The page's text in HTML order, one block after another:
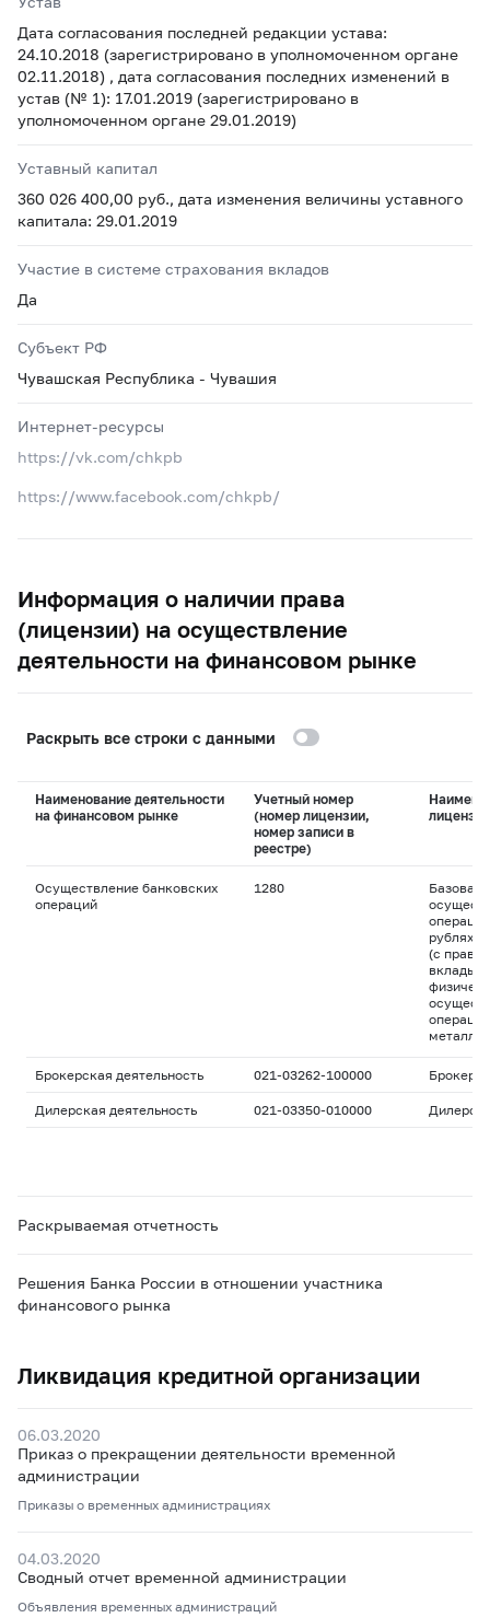
Дата согласования последней редакции устава:
24.10.2018 (зарегистрировано в уполномоченном органе
02.11.2018) , дата согласования последних изменений в
устав (№ 1): 17.01.2019 (зарегистрировано в
уполномоченном органе 29.01.2019)
Уставный капитал
360 026 400,00 руб., дата изменения величины уставного
капитала: 29.01.2019
Участие в системе страхования вкладов
Да
Субъект РФ
Чувашская Республика - Чувашия
Интернет-ресурсы
https://vk.com/chkpb
https://www.facebook.com/chkpb/
Информация о наличии права
(лицензии) на осуществление
деятельности на финансовом рынке
Раскрыть все строки с данными
Наименование деятельности
на финансовом рынке
Учетный номер
(номер лицензии,
номер записи в
реестре)
лицензии
Осуществление банковских
операций
1280
Базовая
рублях и
(с
вклады
Брокерская деятельность 021-03262-100000
Дилерская деятельность 021-03350-010000
Раскрываемая отчетность
Решения Банка России в отношении участника
финансового рынка
Ликвидация кредитной организации
06.03.2020
Приказ о прекращении деятельности временной
администрации
Приказы о временных администрациях
04.03.2020
Сводный отчет временной администрации
Объявления временных администраций